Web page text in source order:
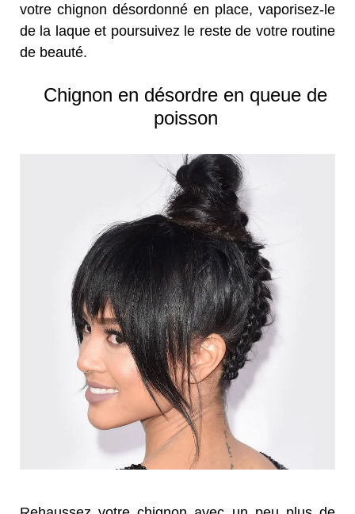
votre chignon désordonné en place, vaporisez-le
de la laque et poursuivez le reste de votre routine
de beauté.
Chignon en désordre en queue de
poisson